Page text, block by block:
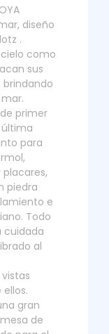
diseño
.
como
sus
brindando
primer
para
piedra
e
Todo
cuidada
al
gran
de